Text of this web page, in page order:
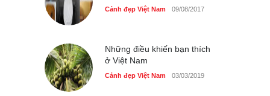
Cảnh đẹp Việt Nam 09/08/2017
Những điều khiến bạn thích
ở Việt Nam
Cảnh đẹp Việt Nam 03/03/2019